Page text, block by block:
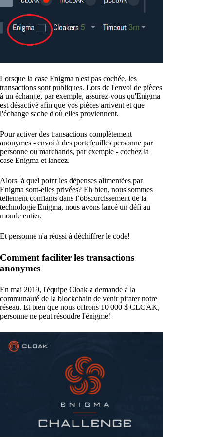
Lorsque la case Enigma n'est pas cochée, les
transactions sont publiques. Lors de l'envoi de pièces
à un échange, par exemple, assurez-vous qu'Enigma
est désactivé afin que vos pièces arrivent et que
l'échange sache d'où elles proviennent.
Pour activer des transactions complètement
anonymes - envoi à des portefeuilles personne par
personne ou marchands, par exemple - cochez la
case Enigma et lancez.
Alors, à quel point les dépenses alimentées par
Enigma sont-elles privées? Eh bien, nous sommes
tellement confiants dans l’obscurcissement de la
technologie Enigma, nous avons lancé un défi au
monde entier.
Et personne n'a réussi à déchiffrer le code!
Comment faciliter les transactions
anonymes
En mai 2019, l'équipe Cloak a demandé à la
communauté de la blockchain de venir pirater notre
réseau. Et bien que nous offrons 10 000 $ CLOAK,
personne ne peut résoudre l'énigme!